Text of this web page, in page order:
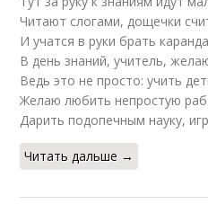
Читают слогами, дощечки
И учатся в руки брать
В день знаний, учитель,
Ведь это не просто: учить
Желаю любить непростую
Дарить подопечным науку,
Читать дальше →